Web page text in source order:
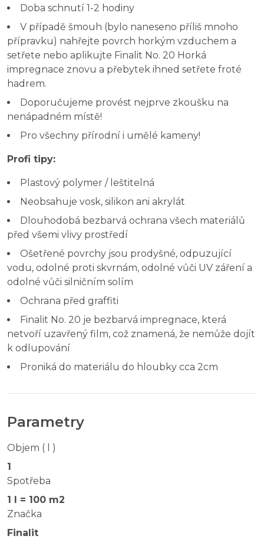
Doba schnutí 1-2 hodiny
V případě šmouh (bylo naneseno příliš mnoho
přípravku) nahřejte povrch horkým vzduchem a
setřete nebo aplikujte Finalit No. 20 Horká
impregnace znovu a přebytek ihned setřete froté
hadrem.
Doporučujeme provést nejprve zkoušku na
nenápadném místě!
Pro všechny přírodní i umělé kameny!
Profi tipy:
Plastový polymer / leštitelná
Neobsahuje vosk, silikon ani akrylát
Dlouhodobá bezbarvá ochrana všech materiálů
před všemi vlivy prostředí
Ošetřené povrchy jsou prodyšné, odpuzující
vodu, odolné proti skvrnám, odolné vůči UV záření a
odolné vůči silničním solím
Ochrana před graffiti
Finalit No. 20 je bezbarvá impregnace, která
netvoří uzavřený film, což znamená, že nemůže dojít
k odlupování
Proniká do materiálu do hloubky cca 2cm
Parametry
Objem ( l )
1
Spotřeba
1 l = 100 m2
Značka
Finalit